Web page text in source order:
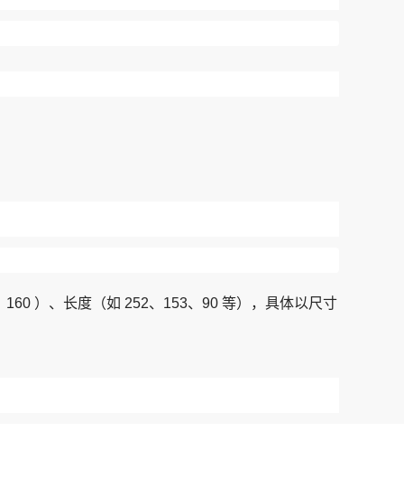
）、长度（如 252、153、90 等），具体以尺寸